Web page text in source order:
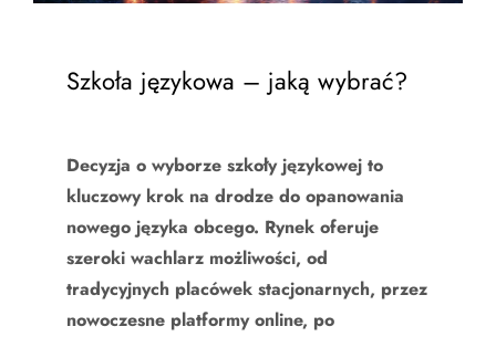
Szkoła językowa – jaką wybrać?
Decyzja o wyborze szkoły językowej to
kluczowy krok na drodze do opanowania
nowego języka obcego. Rynek oferuje
szeroki wachlarz możliwości, od
tradycyjnych placówek stacjonarnych, przez
nowoczesne platformy online, po